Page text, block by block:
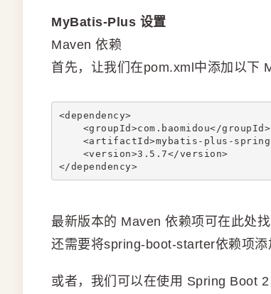
MyBatis-Plus 设置
Maven 依赖
首先，让我们在pom.xml中添加以下
<dependency>
<groupId>com.baomidou</groupId>
<artifactId>mybatis-plus-
<version>3.5.7</version>
</dependency>
最新版本的 Maven 依赖项可在此处
还需要将spring-boot-starter依赖项添
或者，我们可以在使用 Spring Boot 2